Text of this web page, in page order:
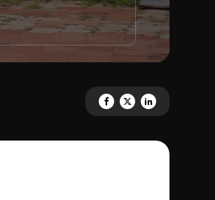
Partagez 'Ziétaj' sur Facebook
Partagez 'Ziétaj' sur X
Partagez 'Ziétaj'